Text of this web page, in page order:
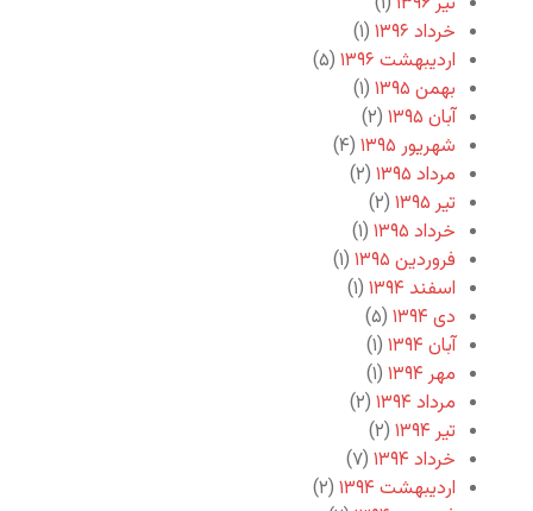
خرداد ۱۳۹۶
(۱)
اردیبهشت ۱۳۹۶
(۵)
بهمن ۱۳۹۵
(۱)
آبان ۱۳۹۵
(۲)
شهریور ۱۳۹۵
(۴)
مرداد ۱۳۹۵
(۲)
تیر ۱۳۹۵
(۲)
خرداد ۱۳۹۵
(۱)
فروردین ۱۳۹۵
(۱)
اسفند ۱۳۹۴
(۱)
دی ۱۳۹۴
(۵)
آبان ۱۳۹۴
(۱)
مهر ۱۳۹۴
(۱)
مرداد ۱۳۹۴
(۲)
تیر ۱۳۹۴
(۲)
خرداد ۱۳۹۴
(۷)
اردیبهشت ۱۳۹۴
(۲)